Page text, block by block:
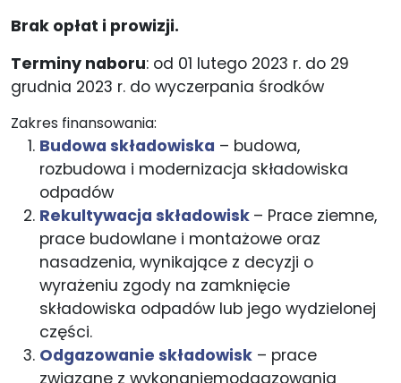
Brak opłat i prowizji.
Terminy naboru: od 01 lutego 2023 r. do 29
grudnia 2023 r. do wyczerpania środków
Zakres finansowania:
Budowa składowiska – budowa,
rozbudowa i modernizacja składowiska
odpadów
Rekultywacja składowisk – Prace ziemne,
prace budowlane i montażowe oraz
nasadzenia, wynikające z decyzji o
wyrażeniu zgody na zamknięcie
składowiska odpadów lub jego wydzielonej
części.
Odgazowanie składowisk – prace
związane z wykonaniemodgazowania